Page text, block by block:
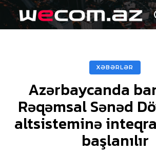
XƏBƏRLƏR
Azərbaycanda
Rəqəmsal Sənəd
altsisteminə
başlanılır